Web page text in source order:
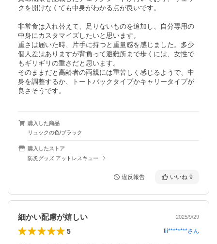
クを開けなくても中身がわかる点が良いです。
非常食は入れ替えて、足りないものを追加し、自分専用の
中身にカスタマイズしたいと思います。
重さは届いた時、片手に持つと重量感を感じました。多少
個人差はありますが背負って避難所まで歩くには、女性で
もギリギリの重さだと思います。
そのままだと高齢者の両親には重苦しく感じるようで、中
身を調整するか、トートバックタイプかキャリータイプが
良さそうです。
購入した商品
リュックの色/ブラック
購入したストア
防災グッズ アットレスキュー
違反報告 いいね 9
細かい配慮が嬉しい 2025/9/29
5 tii********さん